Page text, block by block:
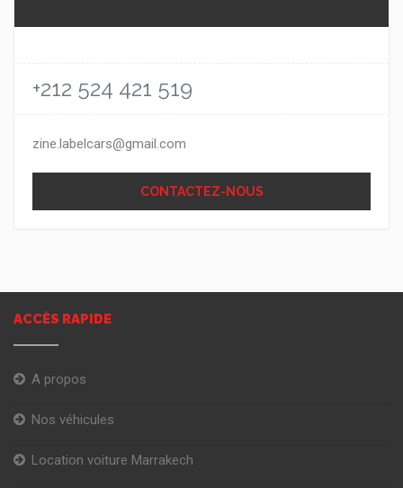
+212 524 421 519
zine.labelcars@gmail.com
CONTACTEZ-NOUS
ACCÈS RAPIDE
A propos
Nos véhicules
Location voiture Marrakech